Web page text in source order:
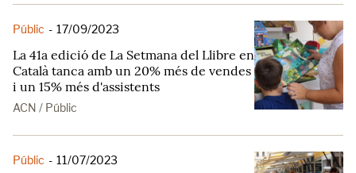
Públic - 17/09/2023
La 41a edició de La Setmana del Llibre en
Català tanca amb un 20% més de vendes
i un 15% més d'assistents
ACN / Públic
Públic - 11/07/2023